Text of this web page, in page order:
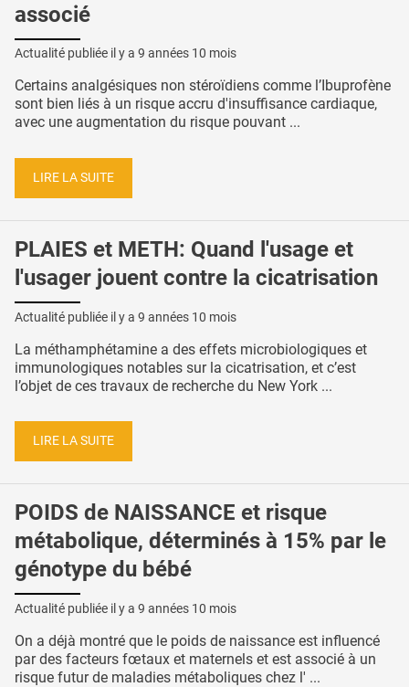
associé
Actualité publiée il y a 9 années 10 mois
Certains analgésiques non stéroïdiens comme l’Ibuprofène
sont bien liés à un risque accru d'insuffisance cardiaque,
avec une augmentation du risque pouvant ...
LIRE LA SUITE
PLAIES et METH: Quand l'usage et
l'usager jouent contre la cicatrisation
Actualité publiée il y a 9 années 10 mois
La méthamphétamine a des effets microbiologiques et
immunologiques notables sur la cicatrisation, et c’est
l’objet de ces travaux de recherche du New York ...
LIRE LA SUITE
POIDS de NAISSANCE et risque
métabolique, déterminés à 15% par le
génotype du bébé
Actualité publiée il y a 9 années 10 mois
On a déjà montré que le poids de naissance est influencé
par des facteurs fœtaux et maternels et est associé à un
risque futur de maladies métaboliques chez l' ...